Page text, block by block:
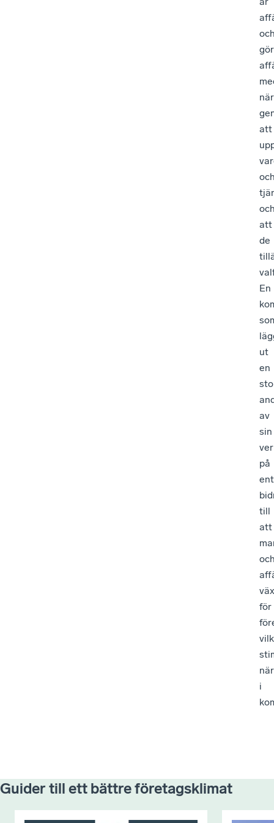
gör
att
att
de
En
ut
en
av
sin
på
till
att
för
i
Guider till ett bättre företagsklimat